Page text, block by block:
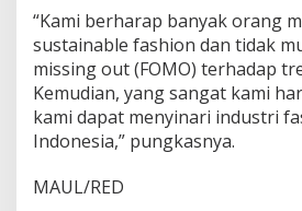
“Kami berharap banyak orang
sustainable fashion dan tidak
missing out (FOMO) terhadap
Kemudian, yang sangat kami
kami dapat menyinari industri
Indonesia,” pungkasnya.
MAUL/RED